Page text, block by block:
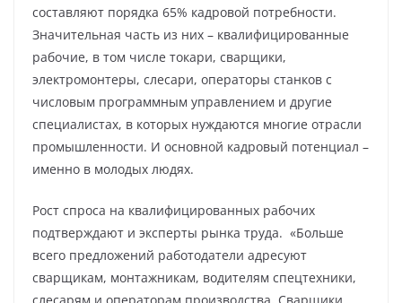
составляют порядка 65% кадровой потребности.
Значительная часть из них – квалифицированные
рабочие, в том числе токари, сварщики,
электромонтеры, слесари, операторы станков с
числовым программным управлением и другие
специалистах, в которых нуждаются многие отрасли
промышленности. И основной кадровый потенциал –
именно в молодых людях.
Рост спроса на квалифицированных рабочих
подтверждают и эксперты рынка труда. «Больше
всего предложений работодатели адресуют
сварщикам, монтажникам, водителям спецтехники,